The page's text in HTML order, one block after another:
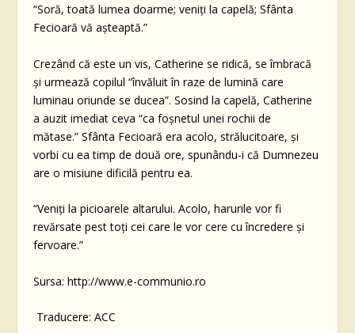
“Soră, toată lumea doarme;veniți la capelă; Sfânta
Fecioară vă așteaptă.”
Crezând că este un vis, Catherine se ridică, se îmbracă
și urmează copilul “învăluit în raze de lumină care
luminau oriunde se ducea”.Sosind la capelă, Catherine
a auzit imediat ceva “ca foșnetul unei rochii de
mătase.”Sfânta Fecioară era acolo, strălucitoare, și
vorbi cu ea timp de două ore, spunându-i că Dumnezeu
are o misiune dificilă pentru ea.
“Veniți la picioarele altarului.Acolo, harurile vor fi
revărsate pest toți cei care le vor cere cu încredere și
fervoare.”
Sursa: http://www.e-communio.ro
Traducere: ACC